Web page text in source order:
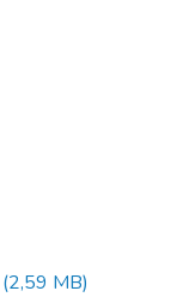
(2,59 MB)